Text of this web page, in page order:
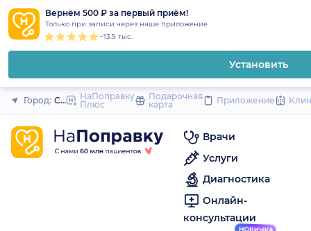
Вернём 500 ₽ за первый приём!
Только при записи через наше приложение
~13.5 тыс.
Установить
Закрыть
Город: Санкт-Петербург
НаПоправку
Плюс
Подарочная
карта
Приложение
Врачи
Услуги
Диагностика
Онлайн-
консультации